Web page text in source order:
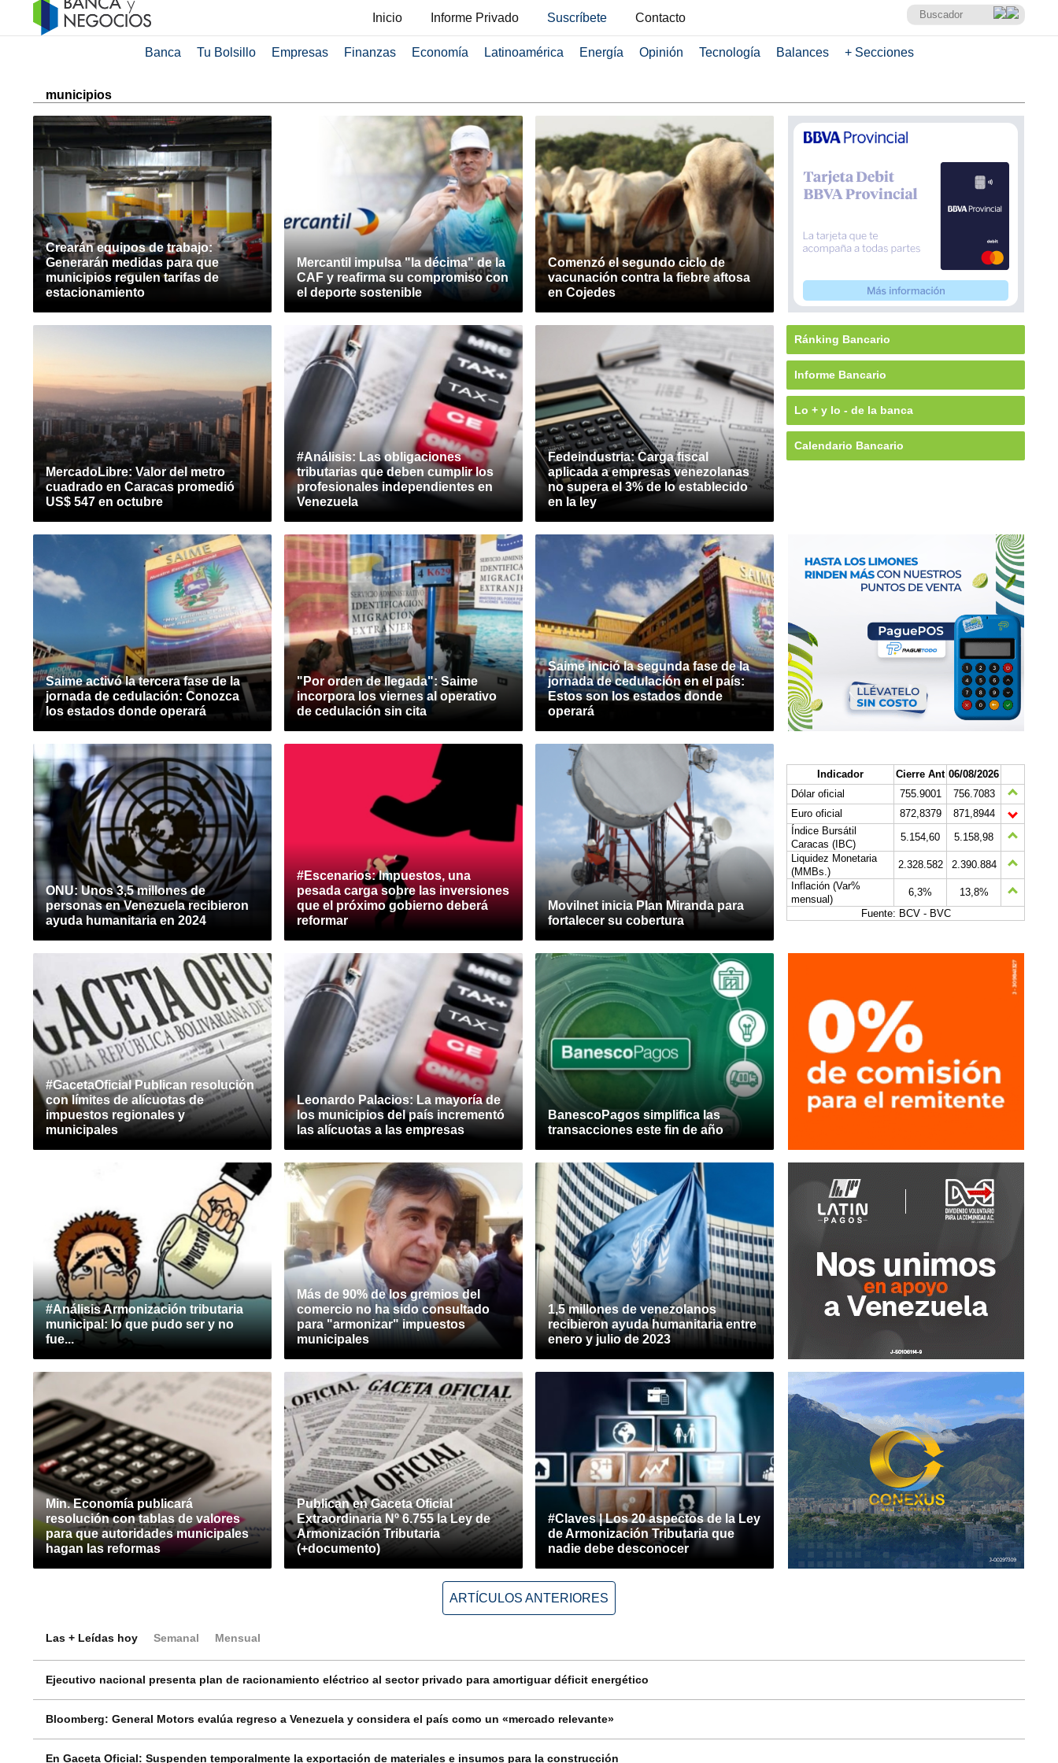
Inicio Informe Privado Suscríbete Contacto
Banca Tu Bolsillo Empresas Finanzas Economía Latinoamérica Energía Opinión Tecnología Balances + Secciones
municipios
Crearán equipos de trabajo:
Generarán medidas para que
municipios regulen tarifas de
estacionamiento
Mercantil impulsa "la décima" de la
CAF y reafirma su compromiso con
el deporte sostenible
Comenzó el segundo ciclo de
vacunación contra la fiebre aftosa
en Cojedes
MercadoLibre: Valor del metro
cuadrado en Caracas promedió
US$ 547 en octubre
#Análisis: Las obligaciones
tributarias que deben cumplir los
profesionales independientes en
Venezuela
Fedeindustria: Carga fiscal
aplicada a empresas venezolanas
no supera el 3% de lo establecido
en la ley
Saime activó la tercera fase de la
jornada de cedulación: Conozca
los estados donde operará
"Por orden de llegada": Saime
incorpora los viernes al operativo
de cedulación sin cita
Saime inició la segunda fase de la
jornada de cedulación en el país:
Estos son los estados donde
operará
ONU: Unos 3,5 millones de
personas en Venezuela recibieron
ayuda humanitaria en 2024
#Escenarios: Impuestos, una
pesada carga sobre las inversiones
que el próximo gobierno deberá
reformar
Movilnet inicia Plan Miranda para
fortalecer su cobertura
#GacetaOficial Publican resolución
con límites de alícuotas de
impuestos regionales y
municipales
Leonardo Palacios: La mayoría de
los municipios del país incrementó
las alícuotas a las empresas
BanescoPagos simplifica las
transacciones este fin de año
#Análisis Armonización tributaria
municipal: lo que pudo ser y no
fue...
Más de 90% de los gremios del
comercio no ha sido consultado
para "armonizar" impuestos
municipales
1,5 millones de venezolanos
recibieron ayuda humanitaria entre
enero y julio de 2023
Min. Economía publicará
resolución con tablas de valores
para que autoridades municipales
hagan las reformas
Publican en Gaceta Oficial
Extraordinaria Nº 6.755 la Ley de
Armonización Tributaria
(+documento)
#Claves | Los 20 aspectos de la Ley
de Armonización Tributaria que
nadie debe desconocer
Ránking Bancario
Informe Bancario
Lo + y lo - de la banca
Calendario Bancario
Indicador Cierre Ant 06/08/2026
Dólar oficial
755.9001
756.7083
Euro oficial
872,8379
871,8944
Índice Bursátil
Caracas (IBC)
5.154,60
5.158,98
Liquidez Monetaria
(MMBs.)
2.328.582
2.390.884
Inflación (Var%
mensual)
6,3%
13,8%
Fuente: BCV - BVC
ARTÍCULOS ANTERIORES
Las + Leídas hoy Semanal Mensual
Ejecutivo nacional presenta plan de racionamiento eléctrico al sector privado para amortiguar déficit energético
Bloomberg: General Motors evalúa regreso a Venezuela y considera el país como un «mercado relevante»
En Gaceta Oficial: Suspenden temporalmente la exportación de materiales e insumos para la construcción